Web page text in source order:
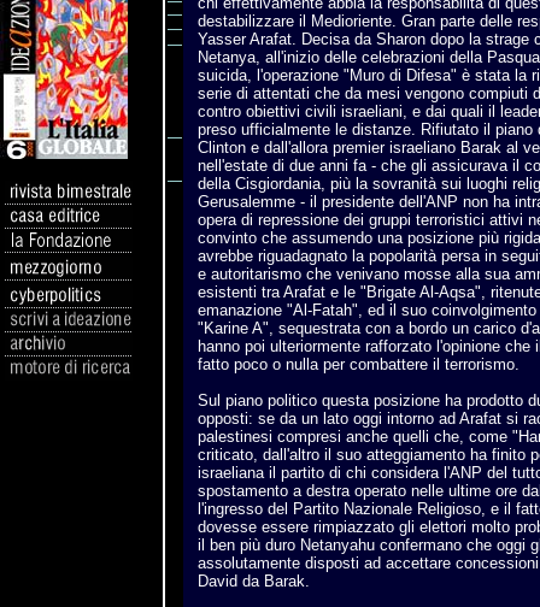
destabilizzare il Medioriente. Gran parte delle
Yasser Arafat. Decisa da Sharon dopo la strage
Netanya, all'inizio delle celebrazioni della
suicida, l'operazione "Muro di Difesa" è stata la
serie di attentati che da mesi vengono compiuti
contro obiettivi civili israeliani, e dai quali il
preso ufficialmente le distanze. Rifiutato il piano
Clinton e dall'allora premier israeliano Barak al
nell'estate di due anni fa - che gli assicurava il
della Cisgiordania, più la sovranità sui luoghi
Gerusalemme - il presidente dell'ANP non ha
opera di repressione dei gruppi terroristici attivi
convinto che assumendo una posizione più
avrebbe riguadagnato la popolarità persa in
e autoritarismo che venivano mosse alla sua
esistenti tra Arafat e le "Brigate Al-Aqsa",
emanazione "Al-Fatah", ed il suo
"Karine A", sequestrata con a bordo un carico
hanno poi ulteriormente rafforzato l'opinione che
fatto poco o nulla per combattere il terrorismo.
Sul piano politico questa posizione ha prodotto
opposti: se da un lato oggi intorno ad Arafat si
palestinesi compresi anche quelli che, come
criticato, dall'altro il suo atteggiamento ha finito
israeliana il partito di chi considera l'ANP del
spostamento a destra operato nelle ultime ore
l'ingresso del Partito Nazionale Religioso, e il
dovesse essere rimpiazzato gli elettori molto
il ben più duro Netanyahu confermano che oggi
assolutamente disposti ad accettare
David da Barak.